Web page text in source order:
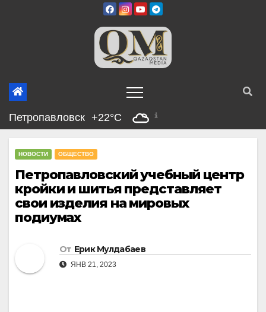
Петропавловск +22°C
НОВОСТИ ОБЩЕСТВО
Петропавловский учебный центр
кройки и шитья представляет
свои изделия на мировых
подиумах
От Ерик Мулдабаев
ЯНВ 21, 2023